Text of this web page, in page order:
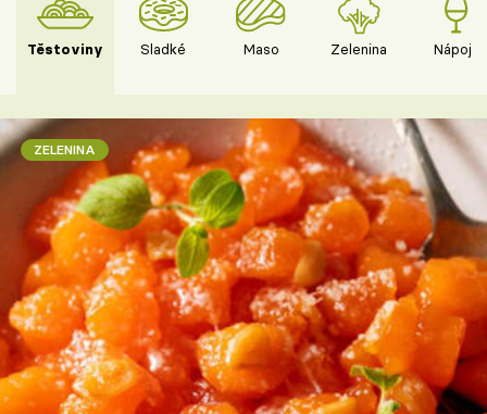
Těstoviny Sladké Maso Zelenina Nápoje
ZELENINA